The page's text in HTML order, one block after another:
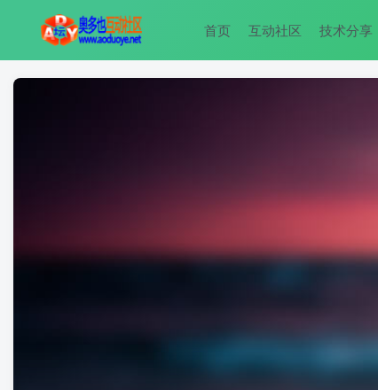
首页 互动社区 技术分享